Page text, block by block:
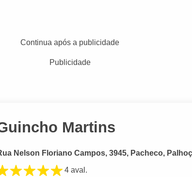
Continua após a publicidade
Publicidade
Martins
Nelson Floriano Campos, 3945, Pacheco,
4 aval.